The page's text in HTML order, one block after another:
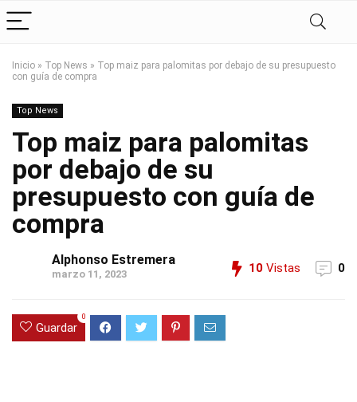
Inicio » Top News » Top maiz para palomitas por debajo de su presupuesto
con guía de compra
Top News
Top maiz para palomitas
por debajo de su
presupuesto con guía de
compra
Alphonso Estremera
marzo 11, 2023 10 Vistas 0
Guardar
0